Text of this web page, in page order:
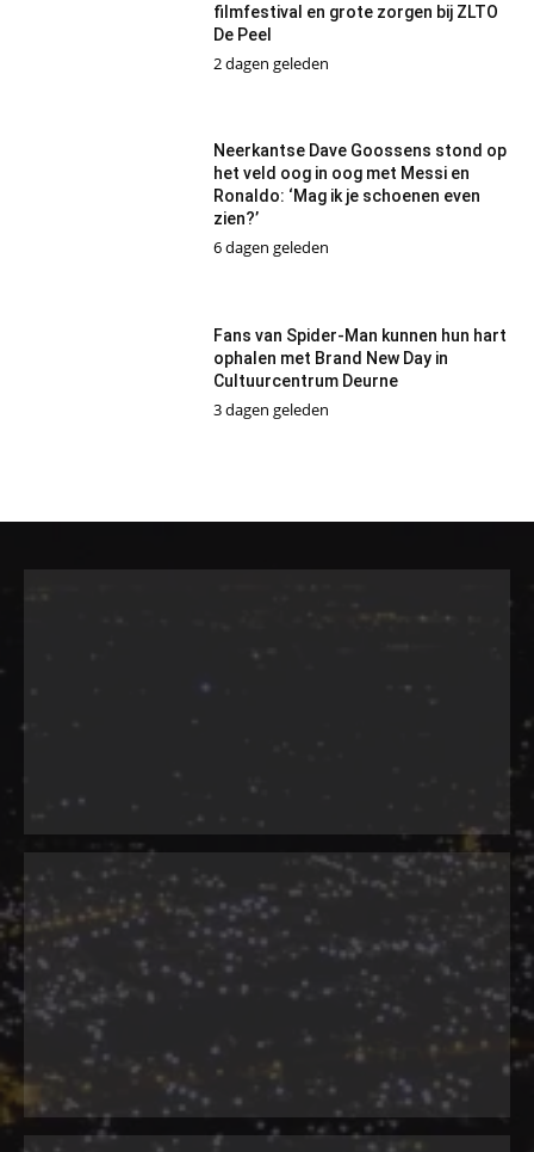
filmfestival en grote zorgen bij ZLTO
De Peel
2 dagen geleden
Neerkantse Dave Goossens stond op
het veld oog in oog met Messi en
Ronaldo: ‘Mag ik je schoenen even
zien?’
6 dagen geleden
Fans van Spider-Man kunnen hun hart
ophalen met Brand New Day in
Cultuurcentrum Deurne
3 dagen geleden